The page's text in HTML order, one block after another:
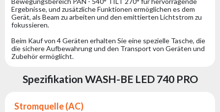
Ergebnisse, und zusätzliche Funktionen ermöglichen es dem
Gerät, als Beam zu arbeiten und den emittierten Lichtstrom zu
fokussieren.
Beim Kauf von 4 Geräten erhalten Sie eine spezielle Tasche, die
die sichere Aufbewahrung und den Transport von Geräten und
Zubehör ermöglicht.
Spezifikation WASH-BE LED 740 PRO
Stromquelle (AC)